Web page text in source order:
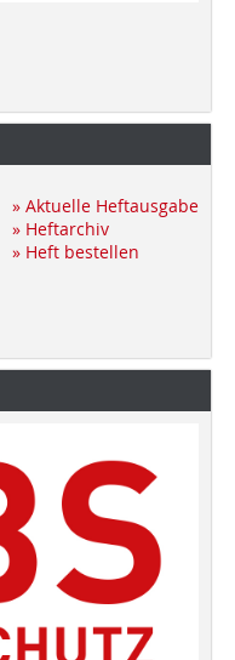
» Aktuelle Heftausgabe
» Heftarchiv
» Heft bestellen